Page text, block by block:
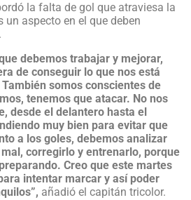
la falta de gol que atraviesa la
un aspecto en el que deben
debemos trabajar y mejorar,
de conseguir lo que nos está
somos conscientes de
tenemos que atacar. No nos
desde el delantero hasta el
muy bien para evitar que
a los goles, debemos analizar
corregirlo y entrenarlo, porque
Creo que este martes
intentar marcar y así poder
añadió el capitán tricolor.